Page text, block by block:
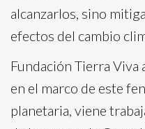
alcanzarlos, sino
efectos del cambio
Fundación Tierra Viva
en el marco de este
planetaria, viene